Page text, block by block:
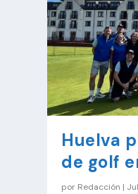
Huelva
de golf
por Redacción |